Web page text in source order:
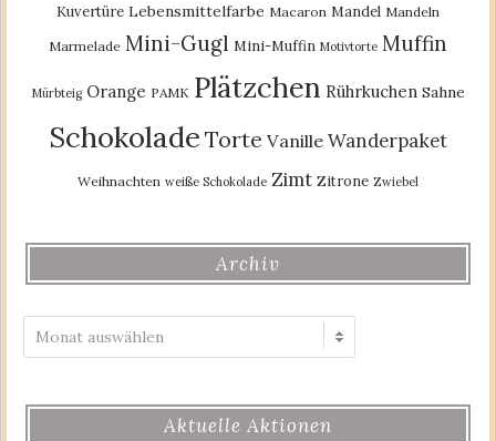
Kuvertüre Lebensmittelfarbe Macaron Mandel Mandeln
Marmelade Mini-Gugl Mini-Muffin Motivtorte Muffin
Mürbteig Orange PAMK Plätzchen Rührkuchen Sahne
Schokolade Torte Vanille Wanderpaket
Weihnachten weiße Schokolade Zimt Zitrone Zwiebel
Archiv
Aktuelle Aktionen